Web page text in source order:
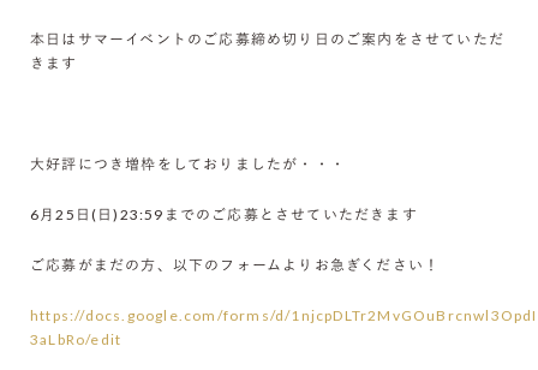
本日はサマーイベントのご応募締め切り日のご案内をさせていただ
きます
大好評につき増枠をしておりましたが・・・
6月25日(日)23:59までのご応募とさせていただきます
ご応募がまだの方、以下のフォームよりお急ぎください！
https://docs.google.com/forms/d/
3aLbRo/edit